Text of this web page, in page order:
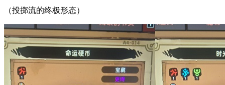
（投掷流的终极形态）